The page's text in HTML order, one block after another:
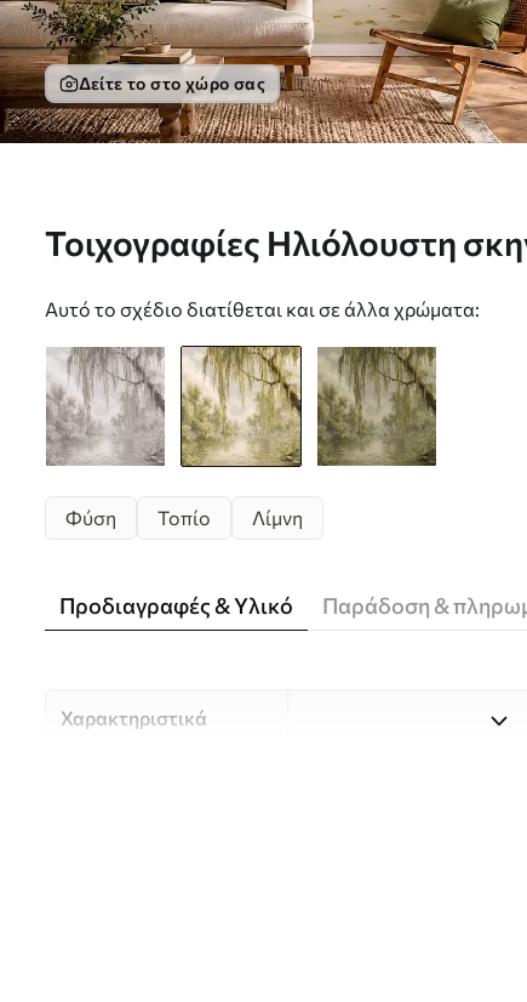
Δείτε το στο χώρο σας
Τοιχογραφίες Ηλιόλουστη
Αυτό το σχέδιο διατίθεται και σε άλλα χρώματα:
Φύση Τοπίο Λίμνη
Προδιαγραφές & Υλικό Παράδοση &
Χαρακτηριστικά